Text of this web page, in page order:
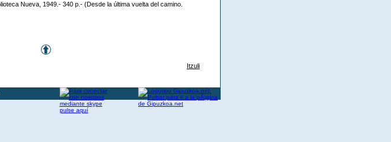
Nueva, 1949.- 340 p.- (Desde la última vuelta del camino.
Itzuli